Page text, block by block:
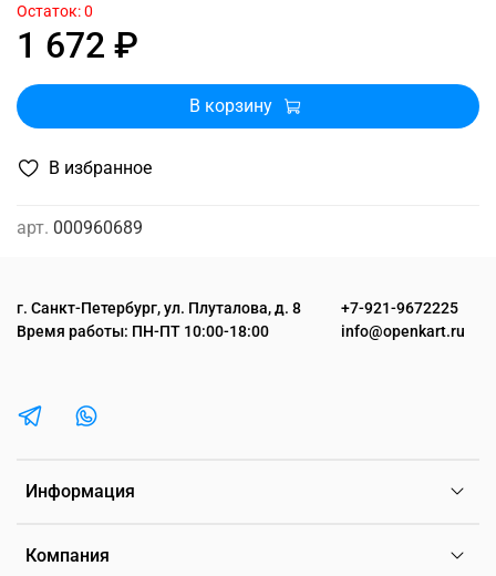
В избранное
арт. 000960689
1 672 ₽
Остаток: 0
В корзину
Информация
Компания
г. Санкт-Петербург, ул. Плуталова, д. 8
Время работы: ПН-ПТ 10:00-18:00
+7-921-9672225
info@openkart.ru